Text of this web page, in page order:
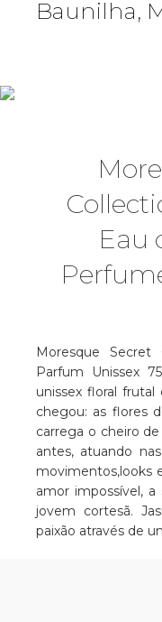
Baunilha,
Eau
Moresque Secret
Parfum Unissex
unissex floral
chegou: as flores
carrega o cheiro
antes, atuando
movimentos,looks
amor impossível,
jovem cortesã.
paixão através de